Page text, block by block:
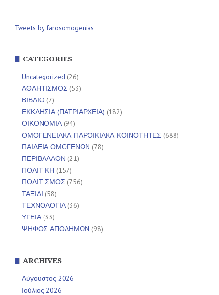
Tweets by farosomogenias
CATEGORIES
Uncategorized (26)
ΑΘΛΗΤΙΣΜΟΣ (53)
ΒΙΒΛΙΟ (7)
ΕΚΚΛΗΣΙΑ (ΠΑΤΡΙΑΡΧΕΙΑ) (182)
ΟΙΚΟΝΟΜΙΑ(94)
ΟΜΟΓΕΝΕΙΑΚΑ-ΠΑΡΟΙΚΙΑΚΑ-ΚΟΙΝΟΤΗΤΕΣ (688)
ΠΑΙΔΕΙΑ ΟΜΟΓΕΝΩΝ (78)
ΠΕΡΙΒΑΛΛΟΝ (21)
ΠΟΛΙΤΙΚΗ (157)
ΠΟΛΙΤΙΣΜΟΣ (756)
ΤΑΞΙΔΙ (58)
ΤΕΧΝΟΛΟΓΙΑ(36)
ΥΓΕΙΑ(33)
ΨΗΦΟΣ ΑΠΟΔΗΜΩΝ (98)
ARCHIVES
Αύγουστος 2026
Ιούλιος 2026